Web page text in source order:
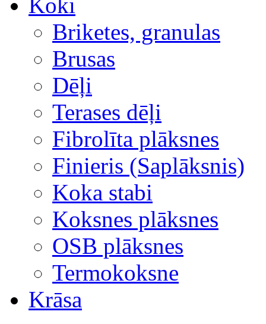
Koki
Briketes, granulas
Brusas
Dēļi
Terases dēļi
Fibrolīta plāksnes
Finieris (Saplāksnis)
Koka stabi
Koksnes plāksnes
OSB plāksnes
Termokoksne
Krāsa